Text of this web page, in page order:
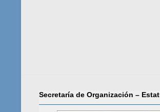
Secretaría de Organización –